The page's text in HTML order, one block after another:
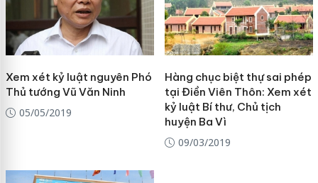
Xem xét kỷ luật nguyên Phó
Thủ tướng Vũ Văn Ninh
05/05/2019
Hàng chục biệt thự sai phép
tại Điền Viên Thôn: Xem xét
kỷ luật Bí thư, Chủ tịch
huyện Ba Vì
09/03/2019